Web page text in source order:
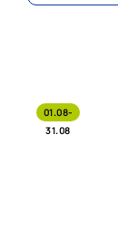
01.08-
31.08